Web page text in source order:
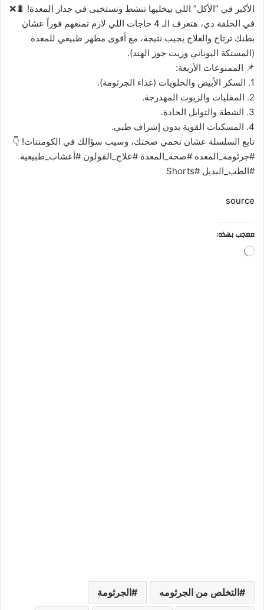
الأكبر في “الأكل” اللي بيخليها تنشط وتستخبى في جدار المعدة! 🐛❌
في الحلقة دي، هتعرف الـ 4 حاجات اللي لازم تمنعهم فوراً عشان
بطنك ترتاح والعلاج يجيب نتيجة، مع أقوى مطهر طبيعي للمعدة
(المستكة اليوناني وزيت جوز الهند).
📌 الممنوعات الأربعة:
1. السكر الأبيض والحلويات (غذاء الجرثومة).
2. المقليات والزيوت المهدرجة.
3. الشطة والتوابل الحادة.
4. المسكنات القوية بدون إشراف طبي.
تابع السلسلة عشان تحمي صحتك، وسيب سؤالك في الكومنتات! 👇
#جرثومة_المعدة #صحة_المعدة #علاج_القولون #أعشاب_طبيعية
#الطب_البديل #Shorts
source
معجب بهذه:
التخلص من الجرثومه الجرثومة